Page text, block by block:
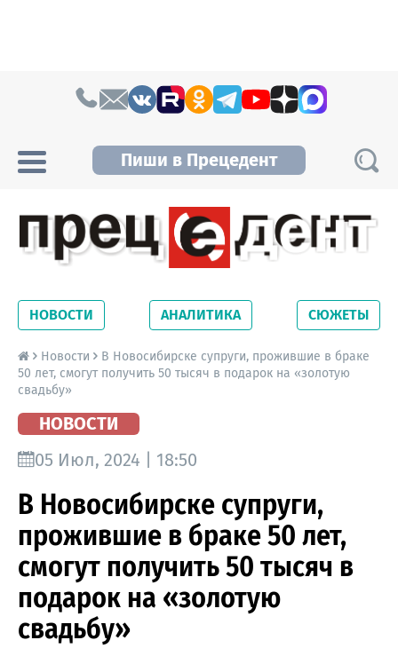
Пиши в Прецедент
Новосибирской области. Читайте свежие
новости на сайте сетевого издания
Precedent.
НОВОСТИ АНАЛИТИКА СЮЖЕТЫ
Новости
В Новосибирске супруги, прожившие в браке
50 лет, смогут получить 50 тысяч в подарок на «золотую
свадьбу»
НОВОСТИ
05 Июл, 2024 | 18:50
В Новосибирске супруги,
прожившие в браке 50 лет,
смогут получить 50 тысяч в
подарок на «золотую
свадьбу»